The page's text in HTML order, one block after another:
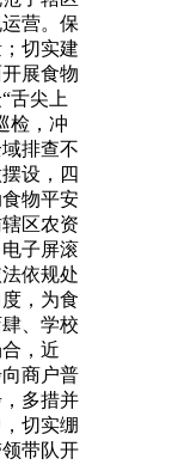
营。保
切实建
展食物
舌尖上
检，冲
排查不
设，四
物平安
区农资
子屏滚
依规处
，为食
、学校
，近
商户普
多措并
切实绷
带队开